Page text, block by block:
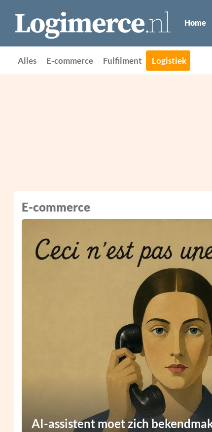
Home
Alles E-commerce Fulfilment Logistiek
E-commerce
AI-assistent moet zich